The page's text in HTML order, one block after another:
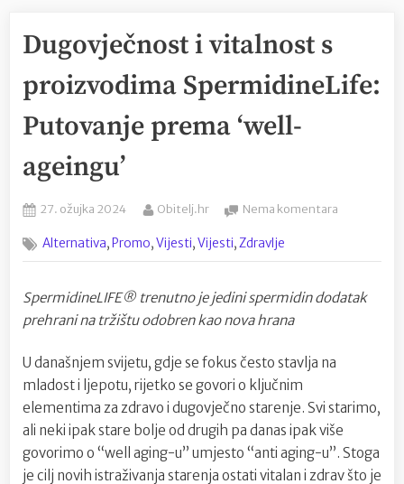
Dugovječnost i vitalnost s
proizvodima SpermidineLife:
Putovanje prema ‘well-
ageingu’
Posted
27. ožujka 2024 By
Obitelj.hr Nema komentara
vitalnost
ageingu’
Alternativa,Promo,Vijesti,Vijesti,Zdravlje
SpermidineLIFE® trenutno je jedini spermidin dodatak
prehrani na tržištu odobren kao nova hrana
U današnjem svijetu, gdje se fokus često stavlja na
mladost i ljepotu, rijetko se govori o ključnim
elementima za zdravo i dugovječno starenje. Svi starimo,
ali neki ipak stare bolje od drugih pa danas ipak više
govorimo o “well aging-u” umjesto “anti aging-u”. Stoga
je cilj novih istraživanja starenja ostati vitalan i zdrav što je